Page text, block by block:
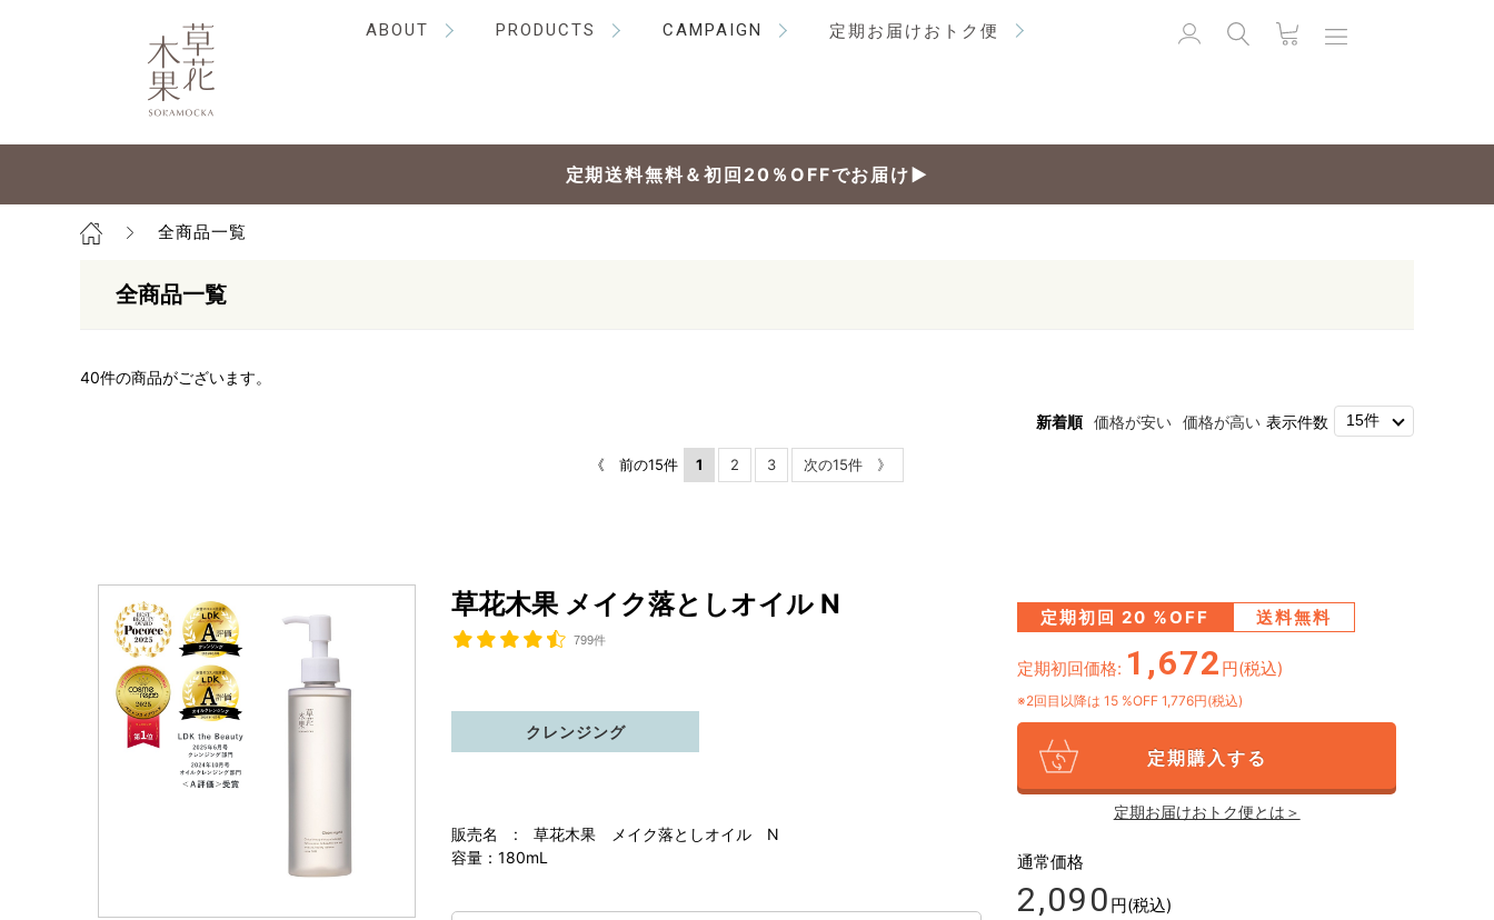
ABOUT PRODUCTS CAMPAIGN 定期お届けおトク便
定期送料無料＆初回20％OFFでお届け▶
全商品一覧
全商品一覧
40件の商品がございます。
新着順 価格が安い 価格が高い 表示件数
《 前の15件 1 2 3 次の15件 》
草花木果 メイク落としオイル N
799件
販売名 : 草花木果 メイク落としオイル N
容量：180mL
クレンジング
定期初回 20 %OFF 送料無料
定期初回価格: 1,672 円(税込)
※2回目以降は 15 %OFF 1,776円(税込)
定期購入する
定期お届けおトク便とは＞
通常価格
2,090 円(税込)